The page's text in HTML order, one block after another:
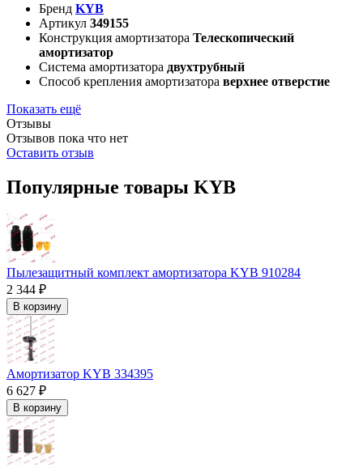
Бренд KYB
Артикул 349155
Конструкция амортизатора Телескопический
амортизатор
Система амортизатора двухтрубный
Способ крепления амортизатора верхнее отверстие
Показать ещё
Отзывы
Отзывов пока что нет
Оставить отзыв
Популярные товары KYB
Пылезащитный комплект амортизатора KYB 910284
2 344 ₽
В корзину
Амортизатор KYB 334395
6 627 ₽
В корзину